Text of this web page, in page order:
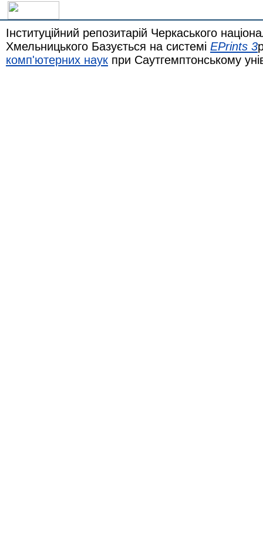
Інституційний репозитарій Черкаського
Хмельницького Базується на системі EPrints 3
комп'ютерних наук при Саутгемптонському